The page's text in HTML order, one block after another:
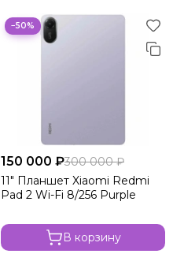
−50%
150 000 ₽300 000 ₽
11" Планшет Xiaomi Redmi
Pad 2 Wi-Fi 8/256 Purple
В корзину